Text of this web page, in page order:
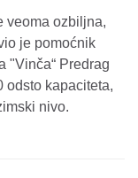
veoma ozbiljna,
je pomoćnik
"Vinča“ Predrag
odsto kapaciteta,
nivo.